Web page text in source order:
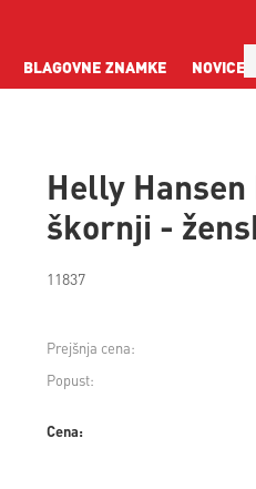
BLAGOVNE ZNAMKE NOVICE
Helly
škornji -
11837
Prejšnja cena:
Popust:
Cena: